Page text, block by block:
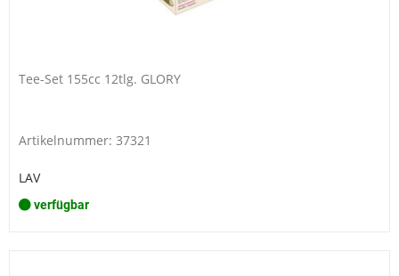
Tee-Set 155cc 12tlg. GLORY
Artikelnummer: 37321
LAV
verfügbar